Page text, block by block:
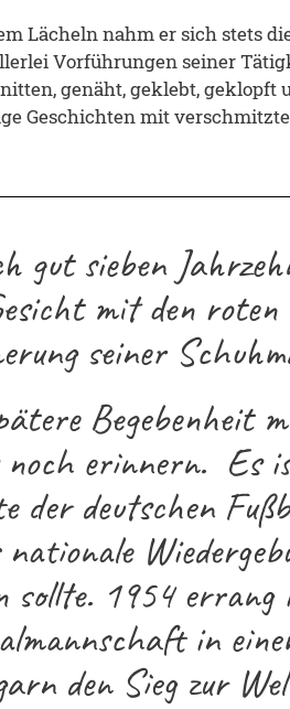
Lächeln nahm er sich stets
Vorführungen seiner
genäht, geklebt,
Geschichten mit
gut sieben
mit den
seiner
Begebenheit
noch erinnern. Es
der deutschen
nationale
sollte. 1954 errang
in
den Sieg zur